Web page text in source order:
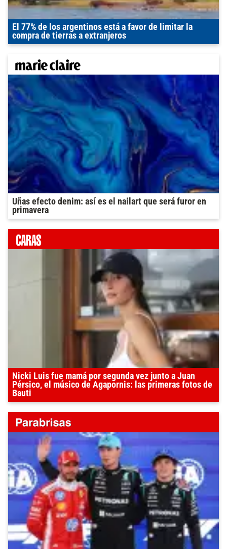
El 77% de los argentinos está a favor de limitar la
compra de tierras a extranjeros
Uñas efecto denim: así es el nailart que será furor en
primavera
Nicki Luis fue mamá por segunda vez junto a Juan
Pérsico, el músico de Agapornis: las primeras fotos de
Bauti